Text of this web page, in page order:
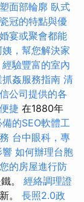
面部輪廓 臥式
冠的特點與優
宴或聚會都能
，幫您解決家
經驗豐富的室內
抓姦服務指南 清
公司提供的各
捷 在1880年
備的SEO軟體工
台中眼科，專
響 如何辦理台胞
的房屋進行防
。 經絡調理證
。 長照2.0政